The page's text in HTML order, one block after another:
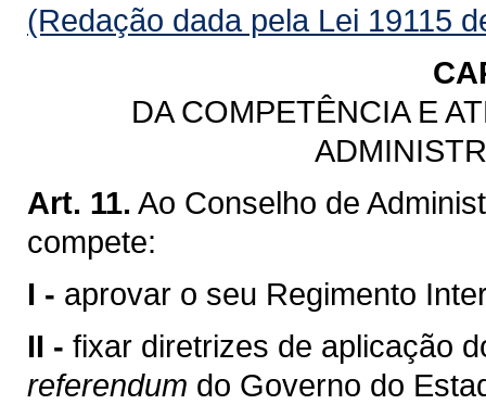
(Redação dada pela Lei 19115
DA COMPETÊNCIA E
Art. 11. Ao Conselho de
compete:
I - aprovar o seu Regimento
II - fixar diretrizes de aplicação
referendum do Governo do